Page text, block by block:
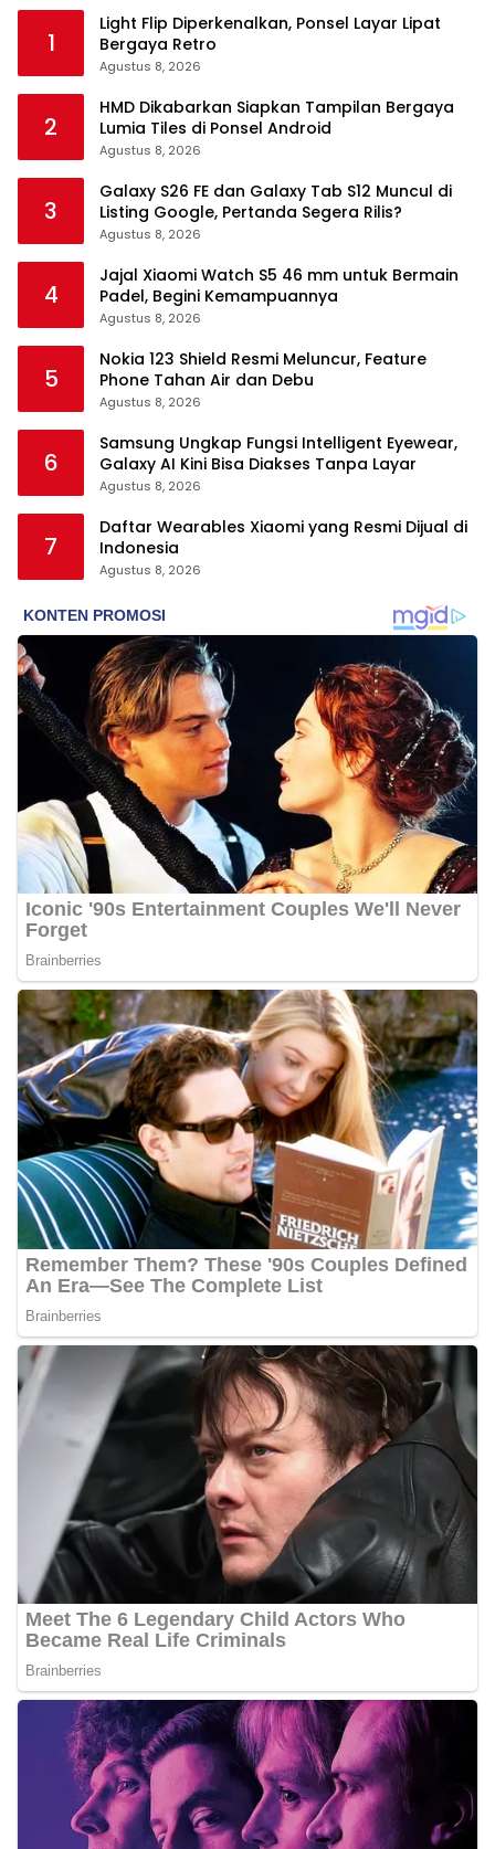
1
Light Flip Diperkenalkan, Ponsel Layar Lipat
Bergaya Retro
Agustus 8, 2026
2
HMD Dikabarkan Siapkan Tampilan Bergaya
Lumia Tiles di Ponsel Android
Agustus 8, 2026
3
Galaxy S26 FE dan Galaxy Tab S12 Muncul di
Listing Google, Pertanda Segera Rilis?
Agustus 8, 2026
4
Jajal Xiaomi Watch S5 46 mm untuk Bermain
Padel, Begini Kemampuannya
Agustus 8, 2026
5
Nokia 123 Shield Resmi Meluncur, Feature
Phone Tahan Air dan Debu
Agustus 8, 2026
6
Samsung Ungkap Fungsi Intelligent Eyewear,
Galaxy AI Kini Bisa Diakses Tanpa Layar
Agustus 8, 2026
7
Daftar Wearables Xiaomi yang Resmi Dijual di
Indonesia
Agustus 8, 2026